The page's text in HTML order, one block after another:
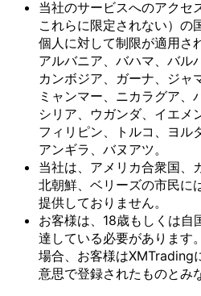
当社のサービスへのアクセ
これらに限定されない）の
個人に対して制限が適用さ
アルバニア、 バハマ、 バル
カンボジア、 ガーナ、 ジャ
ミャンマー、 ニカラグア、
シリア、 ウガンダ、 イエメ
フィリピン、
トルコ、 ヨル
アンギラ、 バヌアツ。
当社は、 アメリカ合衆国、
北朝鮮、 ベリーズの市民に
提供しておりません。
お客様は、 18歳も しくは自
達している必要があります。
場合、 お客様はXMTrading
意思で登録された ものとみ